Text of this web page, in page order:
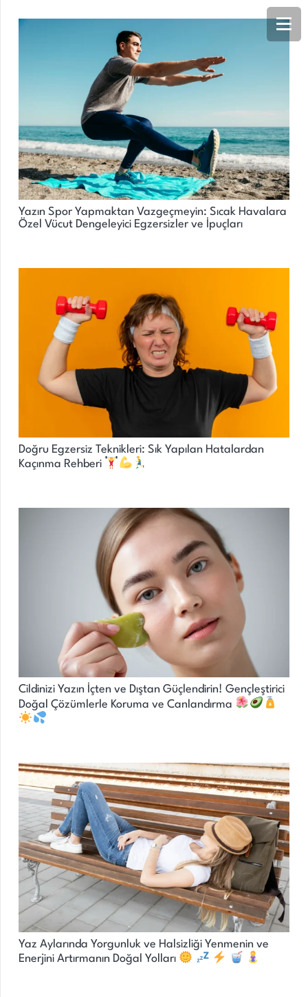
Yazın Spor Yapmaktan Vazgeçmeyin: Sıcak Havalara
Özel Vücut Dengeleyici Egzersizler ve İpuçları
Doğru Egzersiz Teknikleri: Sık Yapılan Hatalardan
Kaçınma Rehberi
Cildinizi Yazın İçten ve Dıştan Güçlendirin! Gençleştirici
Doğal Çözümlerle Koruma ve Canlandırma
Yaz Aylarında Yorgunluk ve Halsizliği Yenmenin ve
Enerjini Artırmanın Doğal Yolları